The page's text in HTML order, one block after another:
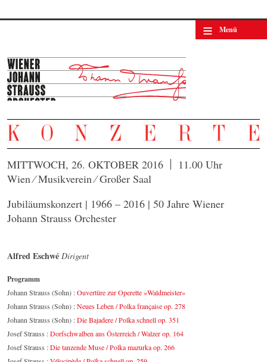
≡ Menü
MITTWOCH, 26. OKTOBER 2016
11.00 Uhr
Wien ⁄ Musikverein ⁄ Großer Saal
Jubiläumskonzert | 1966 – 2016 | 50 Jahre Wiener
Johann Strauss Orchester
Alfred Eschwé Dirigent
Programm
Johann Strauss (Sohn) :Ouvertüre zur Operette «Waldmeister»
Johann Strauss (Sohn) :Neues Leben / Polka française op. 278
Johann Strauss (Sohn) :Die Bajadere / Polka schnell op. 351
Josef Strauss :Dorfschwalben aus Österreich / Walzer op. 164
Josef Strauss :Die tanzende Muse / Polka mazurka op. 266